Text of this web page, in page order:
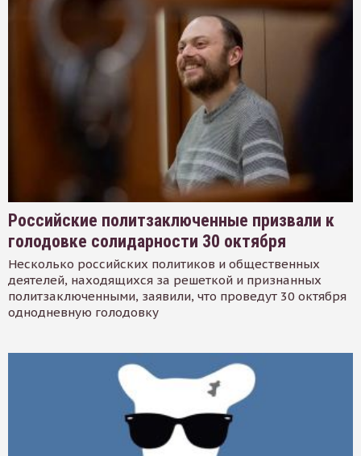
Российские политзаключенные призвали к
голодовке солидарности 30 октября
Несколько российских политиков и общественных
деятелей, находящихся за решеткой и признанных
политзаключенными, заявили, что проведут 30 октября
однодневную голодовку